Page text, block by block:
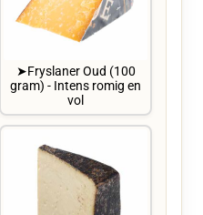
➤Fryslaner Oud (100
gram) - Intens romig en
vol